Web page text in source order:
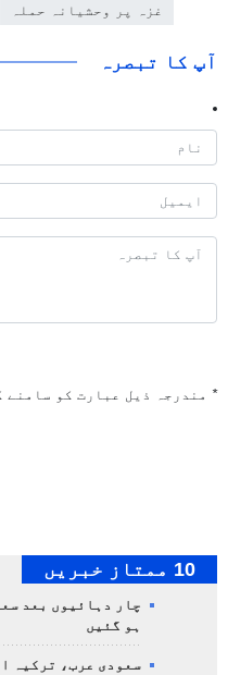
غزہ پر وحشیانہ حملہ
آپ کا تبصرہ
* مندرجہ ذیل عبارت کو سامنے
10 ممتاز خبریں
چار دہائیوں بعد
ہو گئیں
سعودی عرب، ترکیہ